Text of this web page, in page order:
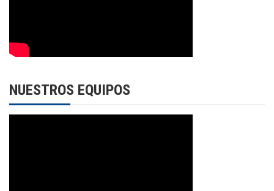
NUESTROS EQUIPOS